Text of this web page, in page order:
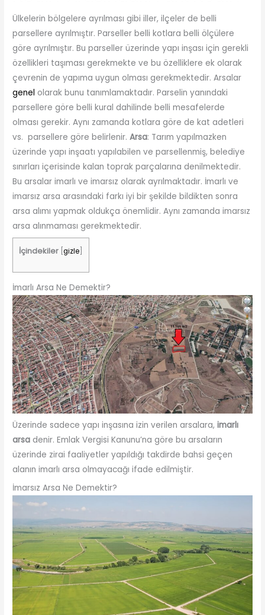
Ülkelerin bölgelere ayrılması gibi iller, ilçeler de belli
parsellere ayrılmıştır. Parseller belli kotlara belli ölçülere
göre ayrılmıştır. Bu parseller üzerinde yapı inşası için gerekli
özellikleri taşıması gerekmekte ve bu özelliklere ek olarak
çevrenin de yapıma uygun olması gerekmektedir. Arsalar
genel olarak bunu tanımlamaktadır. Parselin yanındaki
parsellere göre belli kural dahilinde belli mesafelerde
olması gerekir. Aynı zamanda kotlara göre de kat adetleri
vs. parsellere göre belirlenir.Arsa: Tarım yapılmazken
üzerinde yapı inşaatı yapılabilen ve parsellenmiş, belediye
sınırları içerisinde kalan toprak parçalarına denilmektedir.
Bu arsalar imarlı ve imarsız olarak ayrılmaktadır. İmarlı ve
imarsız arsa arasındaki farkı iyi bir şekilde bildikten sonra
arsa alımı yapmak oldukça önemlidir. Aynı zamanda imarsız
arsa alınmaması gerekmektedir.
İçindekiler [gizle
İmarlı Arsa Ne Demektir?
Üzerinde sadece yapı inşasına izin verilen arsalara, imarlı
arsa denir. Emlak Vergisi Kanunu’na göre bu arsaların
üzerinde zirai faaliyetler yapıldığı takdirde bahsi geçen
alanın imarlı arsa olmayacağı ifade edilmiştir.
İmarsız Arsa Ne Demektir?